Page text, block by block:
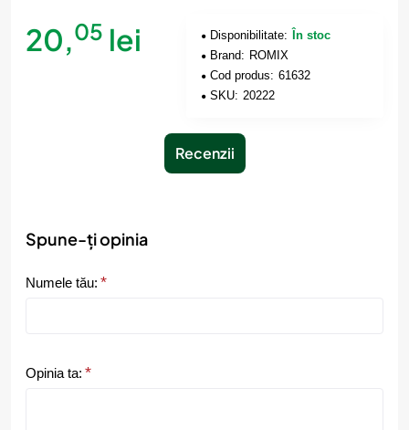
20,05 lei Disponibilitate:
În stoc
Brand: ROMIX
Cod produs: 61632
SKU: 20222
Recenzii
Spune-ți opinia
Numele tău:
Opinia ta: